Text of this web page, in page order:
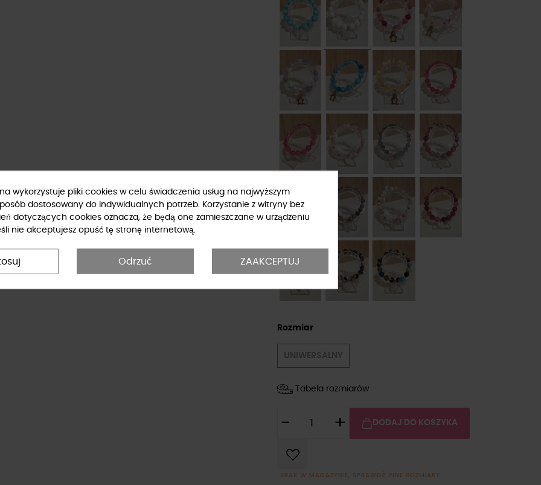
Rozmiar
UNIWERSALNY
Tabela rozmiarów
- + DODAJ DO KOSZYKA
BRAK W MAGAZYNIE, SPRAWDŹ INNE ROZMIARY
wykorzystuje pliki cookies w celu świadczenia usług na najwyższym
dostosowany do indywidualnych potrzeb. Korzystanie z witryny bez
dotyczących cookies oznacza, że będą one zamieszczane w urządzeniu
nie akceptujesz opuść tę stronę internetową.
Odrzuć ZAAKCEPTUJ